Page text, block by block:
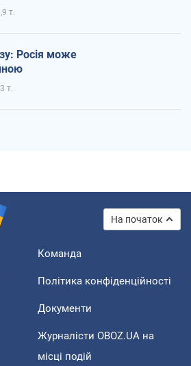
т.
Росія може
т.
На початок
Команда
Політика конфіденційності
Документи
Журналісти OBOZ.UA на
місці подій